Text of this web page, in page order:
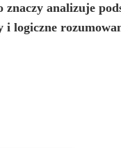
analizuje
i logiczne